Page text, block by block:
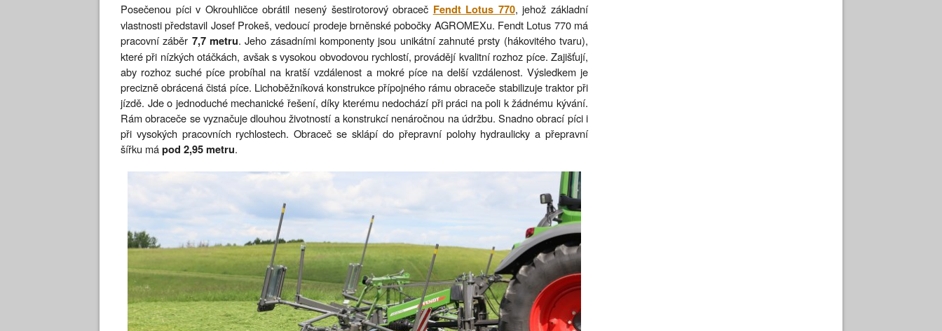
Posečenou píci v Okrouhličce obrátil nesený šestirotorový obraceč Fendt Lotus 770, jehož základní
vlastnosti představil Josef Prokeš, vedoucí prodeje brněnské pobočky AGROMEXu. Fendt Lotus 770 má
pracovní záběr 7,7 metru. Jeho zásadními komponenty jsou unikátní zahnuté prsty (hákovitého tvaru),
které při nízkých otáčkách, avšak s vysokou obvodovou rychlostí, provádějí kvalitní rozhoz píce. Zajišťují,
aby rozhoz suché píce probíhal na kratší vzdálenost a mokré píce na delší vzdálenost. Výsledkem je
precizně obrácená čistá píce. Lichoběžníková konstrukce přípojného rámu obraceče stabilizuje traktor při
jízdě. Jde o jednoduché mechanické řešení, díky kterému nedochází při práci na poli k žádnému kývání.
Rám obraceče se vyznačuje dlouhou životností a konstrukcí nenáročnou na údržbu. Snadno obrací píci i
při vysokých pracovních rychlostech. Obraceč se sklápí do přepravní polohy hydraulicky a přepravní
šířku mápod 2,95 metru.